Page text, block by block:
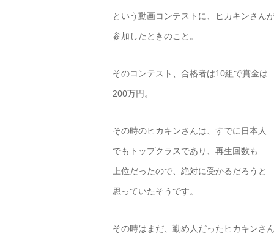
という動画コンテストに、ヒカキンさん
参加したときのこと。
そのコンテスト、合格者は10組で賞金は
200万円。
その時のヒカキンさんは、すでに日本人
でもトップクラスであり、再生回数も
上位だったので、絶対に受かるだろうと
思っていたそうです。
その時はまだ、勤め人だったヒカキンさん